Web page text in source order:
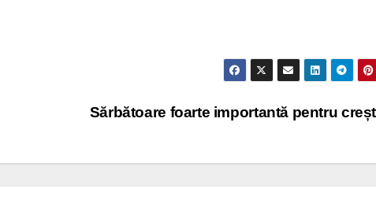
Sărbătoare foarte importantă pentru